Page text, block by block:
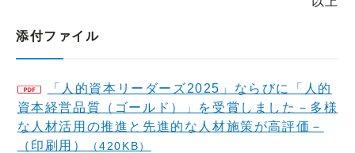
添付ファイル
「人的資本リーダーズ2025」ならびに「人的
資本経営品質（ゴールド）」を受賞しました－多様
な人材活用の推進と先進的な人材施策が高評価－
（印刷用）
（420KB）